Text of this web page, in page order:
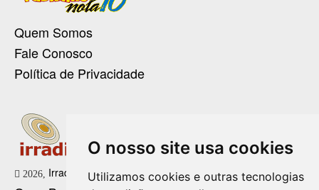
O nosso site usa cookies
Utilizamos cookies e outras tecnologias
Quem Somos
Fale Conosco
Política de Privacidade
2026, Irradie Marketing Digital